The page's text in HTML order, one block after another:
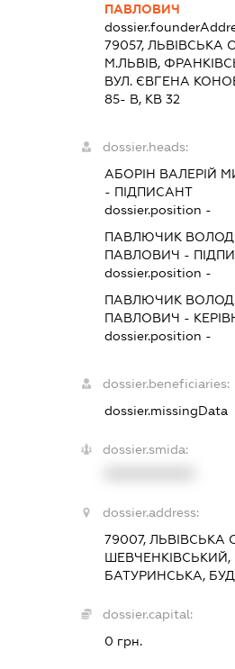
ПАВЛОВИЧ
79057, ЛЬВIВСЬКА
М.ЛЬВІВ,
ВУЛ. ЄВГЕНА
85- В, КВ 32
dossier.heads:
АБОРІН ВАЛЕРІЙ
- ПІДПИСАНТ
dossier.position -
ПАВЛЮЧИК
ПАВЛОВИЧ -
dossier.position -
ПАВЛЮЧИК
ПАВЛОВИЧ -
dossier.position -
dossier.beneficiaries:
dossier.missingData
dossier.smida:
dossier.address:
79007, ЛЬВІВСЬКА
ШЕВЧЕНКІВСЬКИЙ,
БАТУРИНСЬКА,
dossier.capital:
0 грн.